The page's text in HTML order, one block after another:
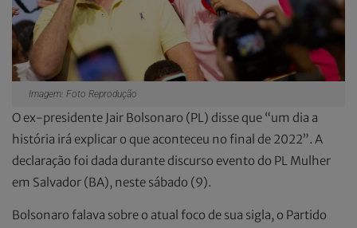
Imagem: Foto Reprodução
O ex-presidente Jair Bolsonaro (PL) disse que “um dia a
história irá explicar o que aconteceu no final de 2022”. A
declaração foi dada durante discurso evento do PL Mulher
em Salvador (BA), neste sábado (9).
Bolsonaro falava sobre o atual foco de sua sigla, o Partido